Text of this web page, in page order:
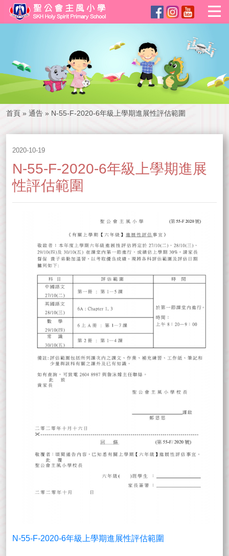
首頁 » 通告 » N-55-F-2020-6年級上學期進展性評估範圍
2020-10-19
N-55-F-2020-6年級上學期進展
性評估範圍
N-55-F-2020-6年級上學期進展性評估範圍